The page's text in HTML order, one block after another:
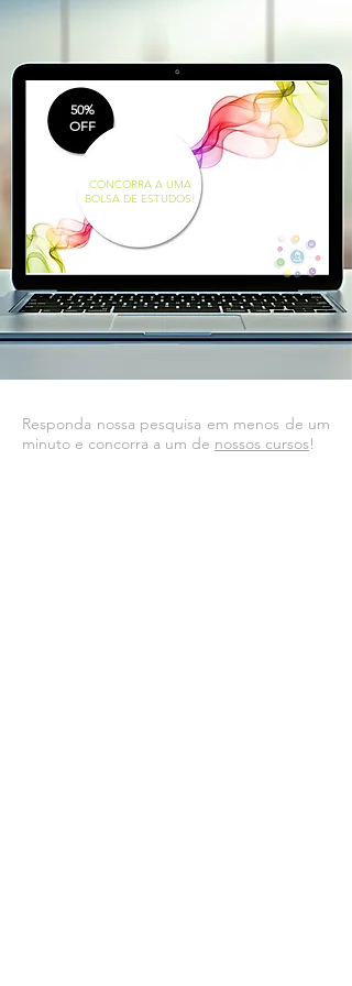
CONCORRA A UMA
BOLSA DE ESTUDOS!
50%
OFF
Responda nossa pesquisa em menos de um
minuto e concorra a um de nossos cursos!